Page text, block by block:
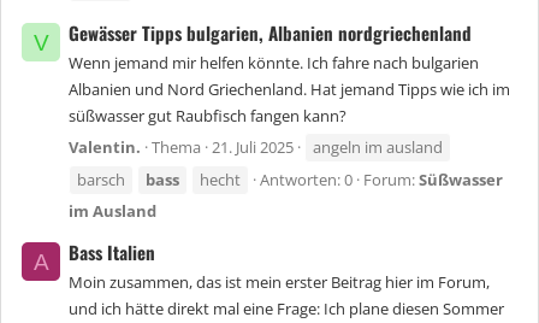
V Gewässer Tipps bulgarien, Albanien nordgriechenland
Wenn jemand mir helfen könnte. Ich fahre nach bulgarien
Albanien und Nord Griechenland. Hat jemand Tipps wie ich im
süßwasser gut Raubfisch fangen kann?
Valentin. Thema 21. Juli 2025
angeln im ausland
barsch
bass hecht Antworten: 0 Forum:Süßwasser
im Ausland
A Bass Italien
Moin zusammen, das ist mein erster Beitrag hier im Forum,
und ich hätte direkt mal eine Frage: Ich plane diesen Sommer